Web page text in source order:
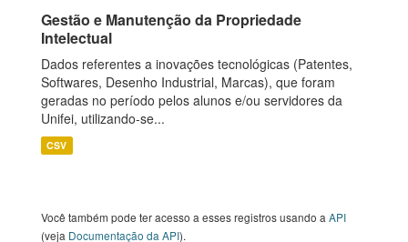
Gestão e Manutenção da Propriedade
Intelectual
Dados referentes a inovações tecnológicas (Patentes,
Softwares, Desenho Industrial, Marcas), que foram
geradas no período pelos alunos e/ou servidores da
Unifei, utilizando-se...
CSV
Você também pode ter acesso a esses registros usando a API
(veja Documentação da API).